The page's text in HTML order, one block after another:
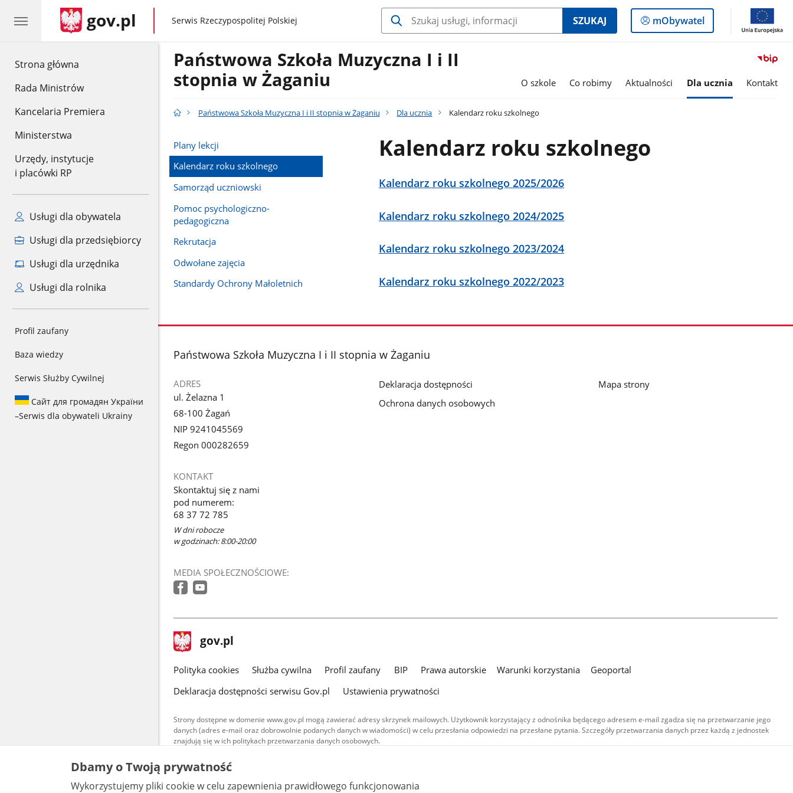
Strona główna
Rada Ministrów
Kancelaria Premiera
Ministerstwa
Urzędy, instytucje
i placówki RP
Usługi dla obywatela
Usługi dla przedsiębiorcy
Usługi dla urzędnika
Usługi dla rolnika
Profil zaufany
Baza wiedzy
Serwis Służby Cywilnej
Сайт для громадян України
–Serwis dla obywateli Ukrainy
gov.pl gov.pl
Serwis Rzeczypospolitej Polskiej SZUKAJ
Logowanie
do
mObywatel
Państwowa Szkoła Muzyczna I i II
stopnia w Żaganiu
O szkole Co robimy Aktualności Dla ucznia Kontakt
Państwowa Szkoła Muzyczna I i II stopnia w Żaganiu Dla ucznia Kalendarz roku szkolnego
Plany lekcji
Kalendarz roku szkolnego
Samorząd uczniowski
Pomoc psychologiczno-
pedagogiczna
Rekrutacja
Odwołane zajęcia
Standardy Ochrony Małoletnich
Kalendarz roku szkolnego
Kalendarz roku szkolnego 2025/2026
Kalendarz roku szkolnego 2024/2025
Kalendarz roku szkolnego 2023/2024
Kalendarz roku szkolnego 2022/2023
stopka
Państwowa Szkoła Muzyczna I i II stopnia w Żaganiu
ADRES
ul. Żelazna 1
68-100 Żagań
NIP 9241045569
Regon 000282659
KONTAKT
Skontaktuj się z nami
pod numerem:
68 37 72 785
W dni robocze
w godzinach: 8:00-20:00
MEDIA SPOŁECZNOŚCIOWE:
Deklaracja dostępności
Ochrona danych osobowych
Mapa strony
stopka
gov.pl Strona
gov.pl
gov.pl
Polityka cookies Służba cywilna Profil zaufany BIP Prawa autorskie Warunki korzystania
Geoportal
Deklaracja dostępności serwisu Gov.pl
Ustawienia prywatności
Strony dostępne w domenie www.gov.pl mogą zawierać adresy skrzynek mailowych. Użytkownik korzystający z odnośnika będącego adresem e-mail zgadza się na przetwarzanie jego
danych (adres e-mail oraz dobrowolnie podanych danych w wiadomości) w celu przesłania odpowiedzi na przesłane pytania. Szczegóły przetwarzania danych przez każdą z jednostek
znajdują się w ich politykach przetwarzania danych osobowych.
Treści tekstowe publikowane w serwisie (z wyłączeniem treści audiowizualnych), są
udostępniane na licencji typu Creative Commons: uznanie autorstwa - na tych samych
warunkach 4.0 (CC BY-SA 4.0). Materiały audiowizualne, w tym zdjęcia, materiały audio i wideo,
są udostępniane na licencji typu Creative Commons: uznanie autorstwa użycie niekomercyjne -
Dbamy o Twoją prywatność
Wykorzystujemy pliki cookie w celu zapewnienia prawidłowego funkcjonowania